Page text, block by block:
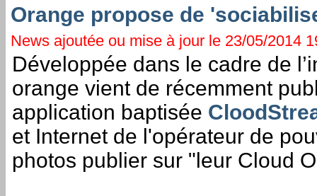
Orange propose de
News ajoutée ou mise à jour le 23/05/2014
Développée dans le cadre de
orange vient de récemment
application baptisée
et Internet de l'opérateur de
photos publier sur "leur Cloud